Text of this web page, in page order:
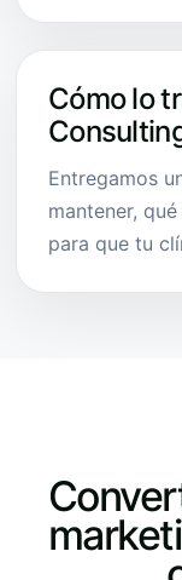
Cómo lo
Entregamos
mantener,
para que tu